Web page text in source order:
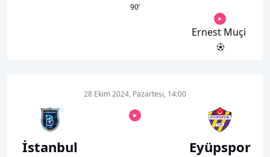
90’
Ernest Muçi
İstanbul
28 Ekim 2024, Pazartesi, 14:00
Eyüpspor